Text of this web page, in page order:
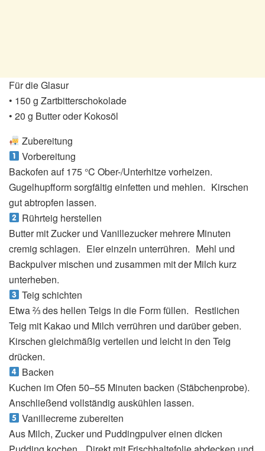
Für die Glasur
• 150 g Zartbitterschokolade
• 20 g Butter oder Kokosöl
Zubereitung
Vorbereitung
Backofen auf 175 °C Ober-/Unterhitze vorheizen.
Gugelhupfform sorgfältig einfetten und mehlen. Kirschen
gut abtropfen lassen.
Rührteig herstellen
Butter mit Zucker und Vanillezucker mehrere Minuten
cremig schlagen. Eier einzeln unterrühren. Mehl und
Backpulver mischen und zusammen mit der Milch kurz
unterheben.
Teig schichten
Etwa ⅔ des hellen Teigs in die Form füllen. Restlichen
Teig mit Kakao und Milch verrühren und darüber geben.
Kirschen gleichmäßig verteilen und leicht in den Teig
drücken.
Backen
Kuchen im Ofen 50–55 Minuten backen (Stäbchenprobe).
Anschließend vollständig auskühlen lassen.
Vanillecreme zubereiten
Aus Milch, Zucker und Puddingpulver einen dicken